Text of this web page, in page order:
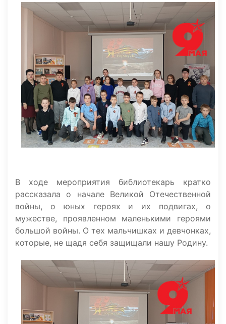
В ходе мероприятия библиотекарь кратко
рассказала о начале Великой Отечественной
войны, о юных героях и их подвигах, о
мужестве, проявленном маленькими героями
большой войны. О тех мальчишках и девчонках,
которые, не щадя себя защищали нашу Родину.